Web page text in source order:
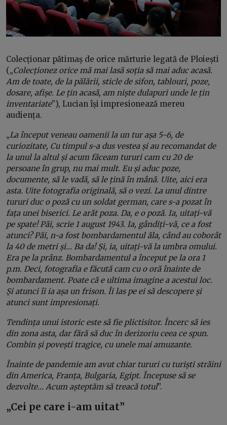
Colecționar pătimaș de orice mărturie legată de Ploiești
(„Colecționez orice mă mai lasă soția să mai aduc acasă.
Am de toate, de la pălării, sticle de sifon, tablouri, poze,
dosare, afișe. Le țin acasă, am niște dulapuri unde le țin
inventariate”), Lucian își impresionează mereu
audiența.
„La început veneau oamenii la un tur așa 5-6, de
curiozitate, Cu timpul s-a dus vestea și au recomandat de
la unul la altul și acum făceam tururi cam cu 20 de
persoane în grup, nu mai mult. Eu și aduc poze,
documente, să le vadă, să le țină în mână. Uite, aici era
asta. Uite fotografia originală, să o vezi. La unul dintre
tururi duc o poză cu un soldat german, care s-a pozat în
fața unei biserici. Le arăt poza. Da, e o poză. Ia, uitați-vă
pe spate! Păi, scrie 1 august 1943. Ia, gândiți-vă, ce a fost
atunci? Păi, n-a fost bombardamentul ăla, când au coborât
la 40 de metri și… Ba da! Și, ia, uitați-vă la umbra omului.
Era pe la prânz. Bombardamentul a început pe la ora 1
p.m. Deci, fotografia e făcută cam cu o oră înainte de
bombardament. Poate că e ultima imagine a acestui loc.
Și atunci îi ia așa un frison. Îi las pe ei să descopere și
atunci sunt impresionați.
Tendința unui istoric este să fie plictisitor. Încerc să ies
din zona asta, dar fără să duc în derizoriu ceea ce spun.
Combin și povești tragice, cu unele mai amuzante.
Înainte de pandemie am avut chiar tururi cu turiști străini
din America, Franța, Bulgaria, Egipt. Începuse să se
dezvolte… Acum așteptăm să treacă totul”.
„Cei pe care i-am uitat”